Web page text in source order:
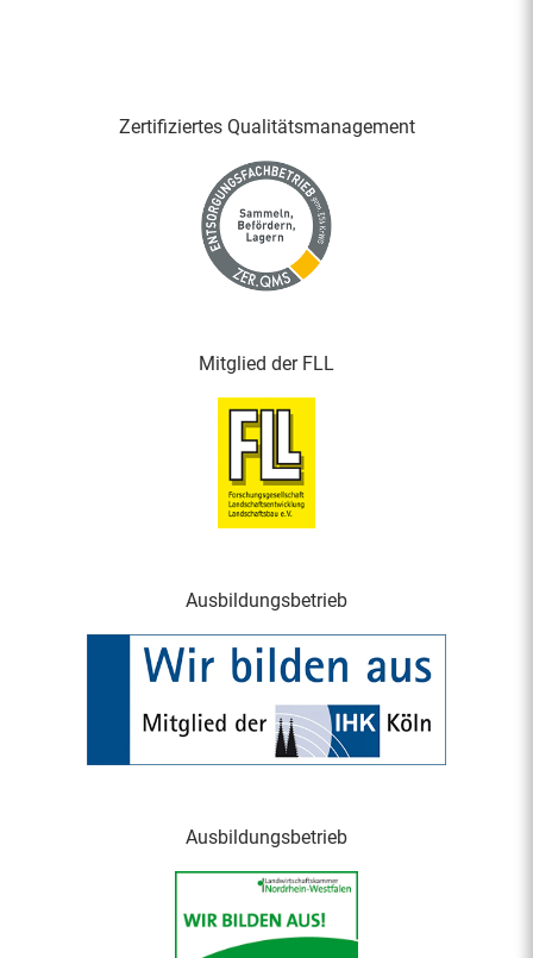
Zertifiziertes Qualitäts­management
Mitglied der FLL
Ausbildungsbetrieb
Ausbildungsbetrieb